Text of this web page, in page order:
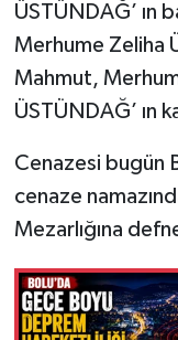
ÜSTÜNDAĞ’ ın
Merhume Zeliha
Mahmut,
ÜSTÜNDAĞ’ ın
Cenazesi bugün
cenaze
Mezarlığına